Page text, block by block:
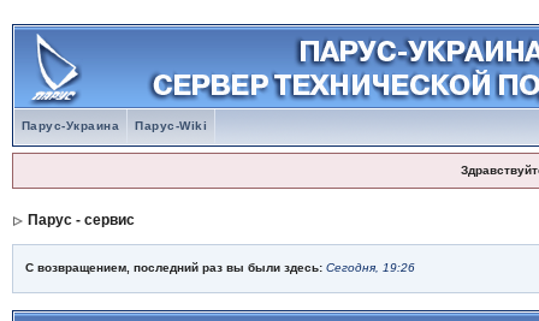
Парус-Украина Парус-Wiki
Парус - сервис
С возвращением, последний раз вы были здесь: Сегодня, 19:26